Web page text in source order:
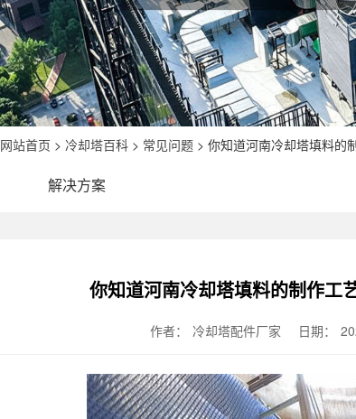
网站首页 > 冷却塔百科 > 常见问题 > 你知道河南冷却塔填料的
解决方案
你知道河南冷却塔填料的制作工
作者： 冷却塔配件厂家 日期：